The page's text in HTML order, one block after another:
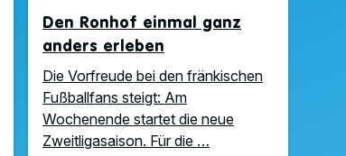
Den Ronhof einmal ganz
anders erleben
Die Vorfreude bei den fränkischen
Fußballfans steigt: Am
Wochenende startet die neue
Zweitligasaison. Für die …